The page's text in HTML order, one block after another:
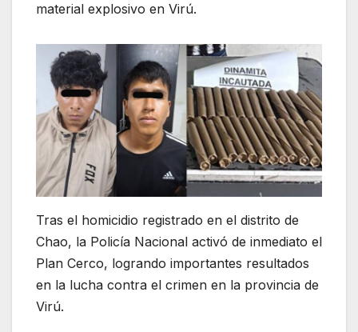
material explosivo en Virú.
Tras el homicidio registrado en el distrito de
Chao, la Policía Nacional activó de inmediato el
Plan Cerco, logrando importantes resultados
en la lucha contra el crimen en la provincia de
Virú.